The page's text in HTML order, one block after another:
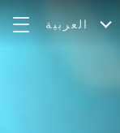
العربية